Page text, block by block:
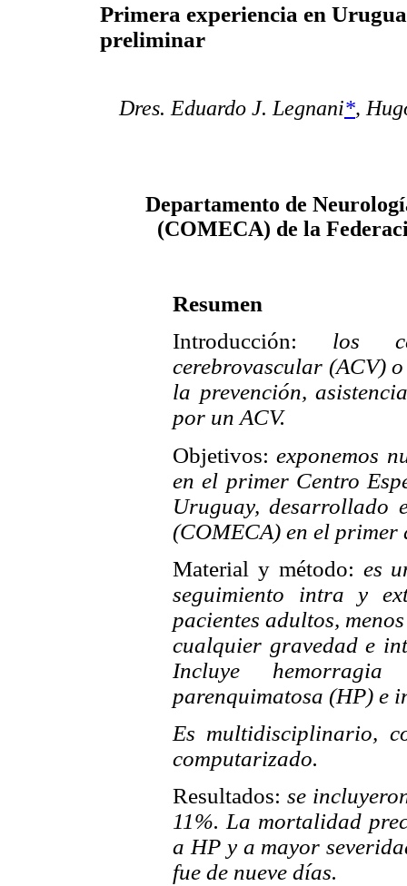
Primera experiencia en
preliminar
Dres. Eduardo J. Legnani*,
Departamento de
(COMECA) de la
Resumen
Introducción: los
cerebrovascular (ACV)
la prevención,
por un ACV.
Objetivos: exponemos
en el primer Centro
Uruguay, desarrollado
(COMECA) en el primer
Material y método: es
seguimiento intra y
pacientes adultos,
cualquier gravedad e
Incluye hemorragia
parenquimatosa (HP) e
Es multidisciplinario,
computarizado.
Resultados: se
11%. La mortalidad
a HP y a mayor
fue de nueve días.